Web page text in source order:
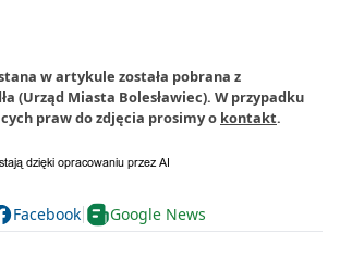
w artykule została pobrana z
(Urząd Miasta Bolesławiec). W przypadku
praw do zdjęcia prosimy o kontakt.
Facebook Google News